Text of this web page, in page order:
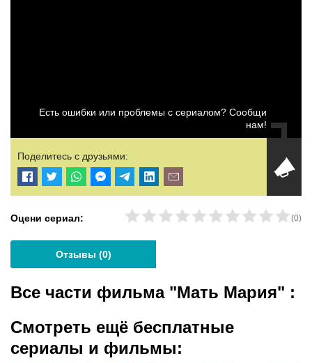
Есть ошибки или проблемы с сериалом? Сообщи
нам!
Поделитесь с друзьями:
Оцени сериал: (0)
Отзывы (0)
Все части фильма "Мать Мария" :
Смотреть ещё бесплатные
сериалы и фильмы: